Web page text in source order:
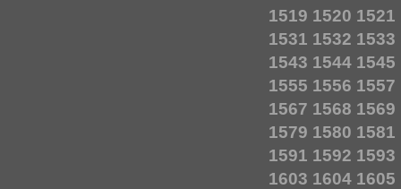
1519 1520 1521
1531 1532 1533
1543 1544 1545
1555 1556 1557
1567 1568 1569
1579 1580 1581
1591 1592 1593
1603 1604 1605